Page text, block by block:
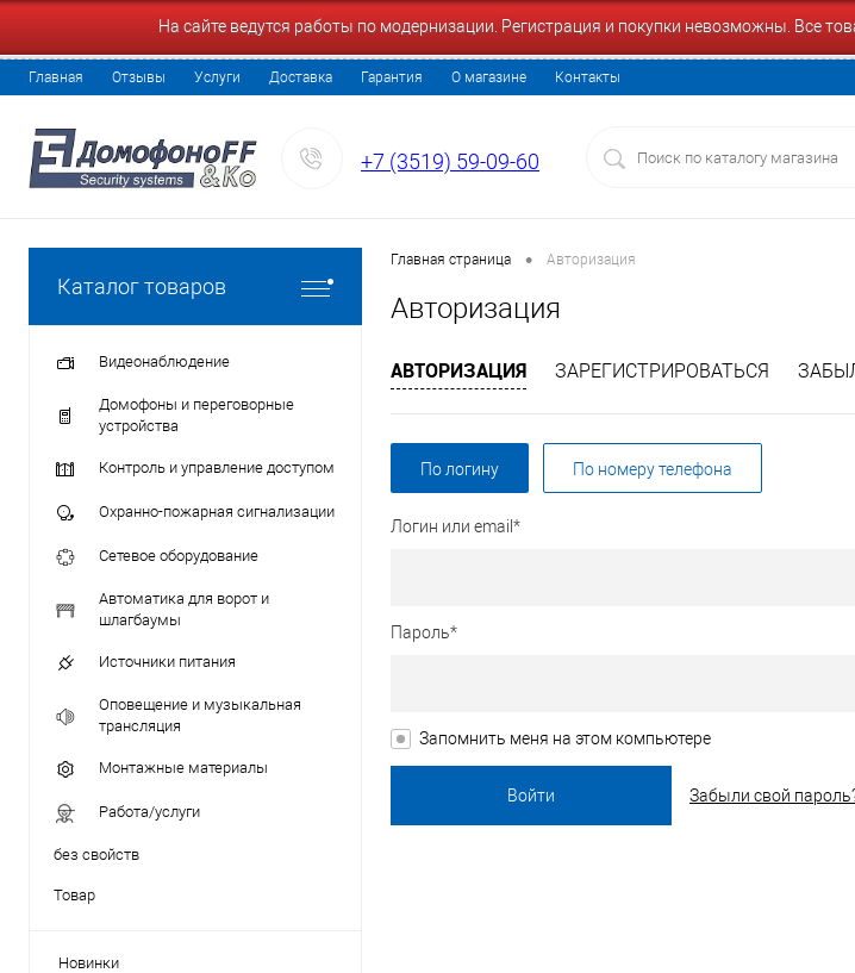
На сайте ведутся работы по модернизации. Регистрация и покупки невозможны. Все
Главная Отзывы Услуги Доставка Гарантия О магазине Контакты
+7 (3519) 59-09-60
Каталог товаров
Видеонаблюдение
Домофоны и переговорные
устройства
Контроль и управление доступом
Охранно-пожарная сигнализации
Сетевое оборудование
Автоматика для ворот и
шлагбаумы
Источники питания
Оповещение и музыкальная
трансляция
Монтажные материалы
Работа/услуги
без свойств
Товар
Новинки
Главная страница • Авторизация
Авторизация
АВТОРИЗАЦИЯ ЗАРЕГИСТРИРОВАТЬСЯ
По логину По номеру телефона
Логин или email*
Пароль*
Запомнить меня на этом компьютере
Забыли свой